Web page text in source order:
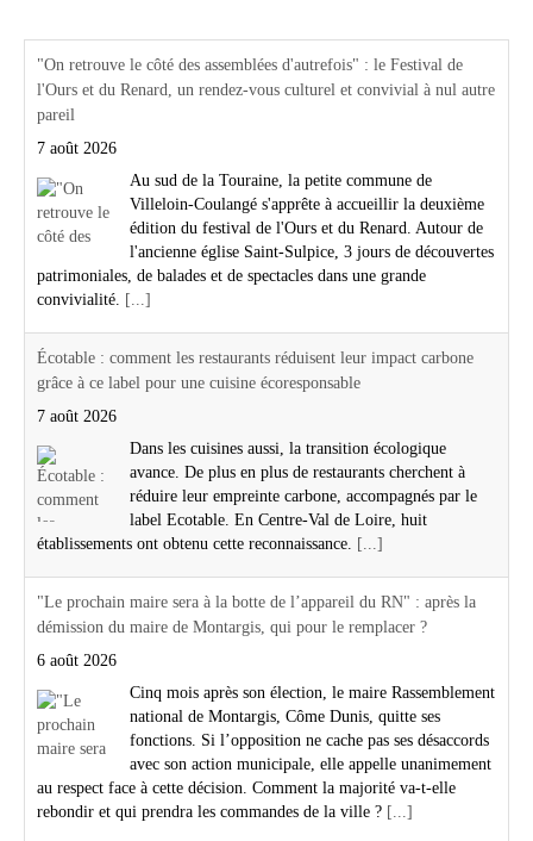
"On retrouve le côté des assemblées d'autrefois" : le Festival de
l'Ours et du Renard, un rendez-vous culturel et convivial à nul autre
pareil
7 août 2026
Au sud de la Touraine, la petite commune de
Villeloin-Coulangé s'apprête à accueillir la deuxième
édition du festival de l'Ours et du Renard. Autour de
l'ancienne église Saint-Sulpice, 3 jours de découvertes
patrimoniales, de balades et de spectacles dans une grande
convivialité. [...]
Écotable : comment les restaurants réduisent leur impact carbone
grâce à ce label pour une cuisine écoresponsable
7 août 2026
Dans les cuisines aussi, la transition écologique
avance. De plus en plus de restaurants cherchent à
réduire leur empreinte carbone, accompagnés par le
label Ecotable. En Centre-Val de Loire, huit
établissements ont obtenu cette reconnaissance. [...]
"Le prochain maire sera à la botte de l’appareil du RN" : après la
démission du maire de Montargis, qui pour le remplacer ?
6 août 2026
Cinq mois après son élection, le maire Rassemblement
national de Montargis, Côme Dunis, quitte ses
fonctions. Si l’opposition ne cache pas ses désaccords
avec son action municipale, elle appelle unanimement
au respect face à cette décision. Comment la majorité va-t-elle
rebondir et qui prendra les commandes de la ville ? [...]